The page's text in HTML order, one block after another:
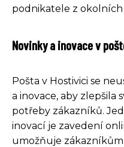
podnikatele z okolních
Novinky a inovace v
Pošta v Hostivici se
a inovace, aby zlepšila
potřeby zákazníků.
inovací je zavedení
umožňuje